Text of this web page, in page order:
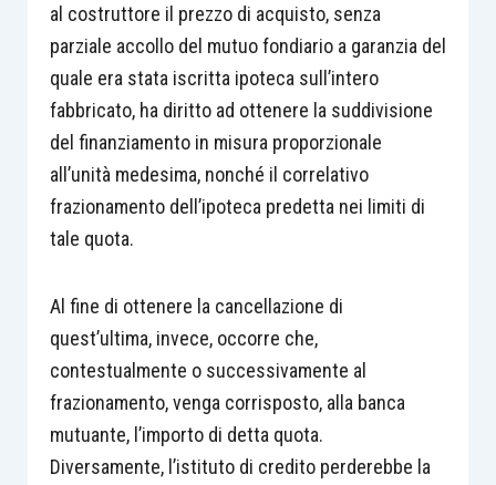
al costruttore il prezzo di acquisto, senza
parziale accollo del mutuo fondiario a garanzia del
quale era stata iscritta ipoteca sull’intero
fabbricato, ha diritto ad ottenere la suddivisione
del finanziamento in misura proporzionale
all’unità medesima, nonché il correlativo
frazionamento dell’ipoteca predetta nei limiti di
tale quota.
Al fine di ottenere la cancellazione di
quest’ultima, invece, occorre che,
contestualmente o successivamente al
frazionamento, venga corrisposto, alla banca
mutuante, l’importo di detta quota.
Diversamente, l’istituto di credito perderebbe la